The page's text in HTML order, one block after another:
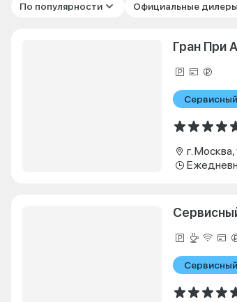
По популярности Официальные дилеры
Гран При
г.